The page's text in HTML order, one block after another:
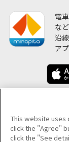
電
な
沿
ア
This website uses
click the "Agree"
click the "See